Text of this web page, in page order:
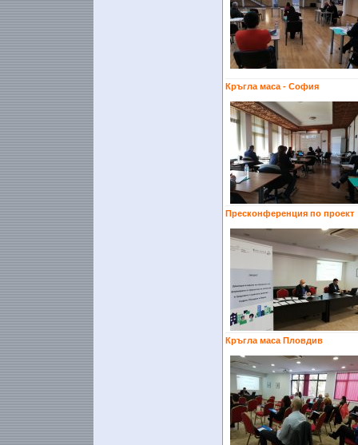
Кръгла маса - София
Пресконференция по проект
Кръгла маса Пловдив